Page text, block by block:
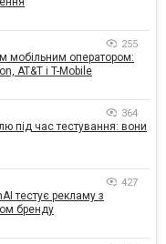
255
мобільним оператором:
AT&T і T-Mobile
364
під час тестування: вони
427
тестує рекламу з
бренду